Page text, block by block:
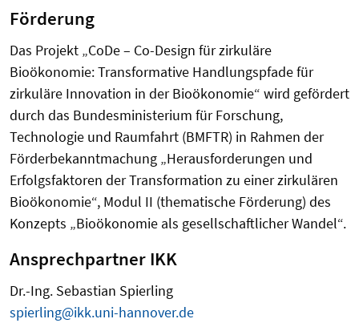
Förderung
Das Projekt „CoDe – Co-Design für zirkuläre
Bioökonomie: Transformative Handlungspfade für
zirkuläre Innovation in der Bioökonomie“ wird gefördert
durch das Bundesministerium für Forschung,
Technologie und Raumfahrt (BMFTR) in Rahmen der
Förderbekanntmachung „Herausforderungen und
Erfolgsfaktoren der Transformation zu einer zirkulären
Bioökonomie“, Modul II (thematische Förderung) des
Konzepts „Bioökonomie als gesellschaftlicher Wandel“.
Ansprechpartner IKK
Dr.-Ing. Sebastian Spierling
spierling@ikk.uni-hannover.de